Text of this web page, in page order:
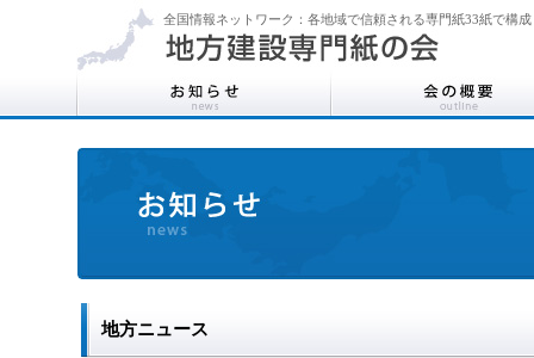
全国情報ネットワーク：各地域で信頼される専門紙33紙で構成
地方ニュース